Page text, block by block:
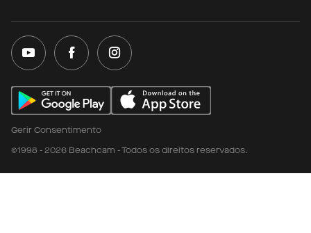
Gerir Consentimento
©1998 - 2026 Beachcam - Todos os direitos reservados.